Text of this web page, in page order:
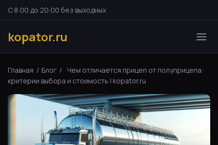
С 8:00 до 20:00 без выходных
kopator.ru
Главная / Блог /
Чем отличается прицеп от полуприцепа:
критерии выбора и стоимость | kopator.ru